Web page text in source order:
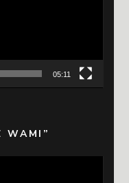
05:11
WAMI”